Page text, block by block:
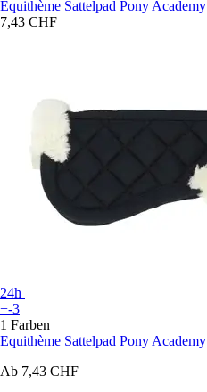
Equithème Sattelpad Pony Academy
7,43 CHF
24h
+-3
1 Farben
Equithème Sattelpad Pony Academy
Ab 7,43 CHF